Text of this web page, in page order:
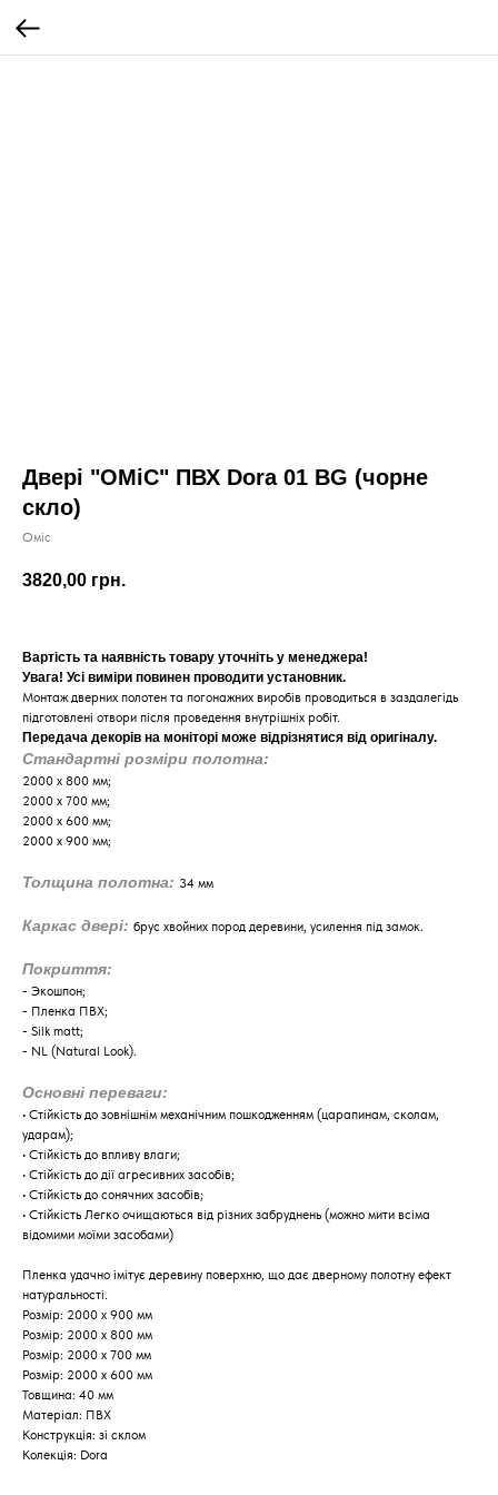
Двері "ОМіС" ПВХ Dora 01 BG (чорне
скло)
Оміс
3820,00 грн.
Вартість та наявність товару уточніть у менеджера!
Увага! Усі виміри повинен проводити установник.
Монтаж дверних полотен та погонажних виробів проводиться в заздалегідь
підготовлені отвори після проведення внутрішніх робіт.
Передача декорів на моніторі може відрізнятися від оригіналу.
Стандартні розміри полотна:
2000 х 800 мм;
2000 х 700 мм;
2000 х 600 мм;
2000 х 900 мм;
Толщина полотна: 34 мм
Каркас двері: брус хвойних пород деревини, усилення під замок.
Покриття:
- Экошпон;
- Пленка ПВХ;
- Silk matt;
- NL (Natural Look).
Основні переваги:
​​• Стійкість до зовнішнім механічним пошкодженням (царапинам, сколам,
ударам);
• Стійкість до впливу влаги;
• Стійкість до дії агресивних засобів;
• Стійкість до сонячних засобів;
• Стійкість Легко очищаються від різних забруднень (можно мити всіма
відомими моїми засобами)
Пленка удачно імітує деревину поверхню, що дає дверному полотну ефект
натуральності.
Розмір: 2000 х 900 мм
Розмір: 2000 х 800 мм
Розмір: 2000 х 700 мм
Розмір: 2000 х 600 мм
Товщина: 40 мм
Матеріал: ПВХ
Конструкція: зі склом
Колекція: Dora